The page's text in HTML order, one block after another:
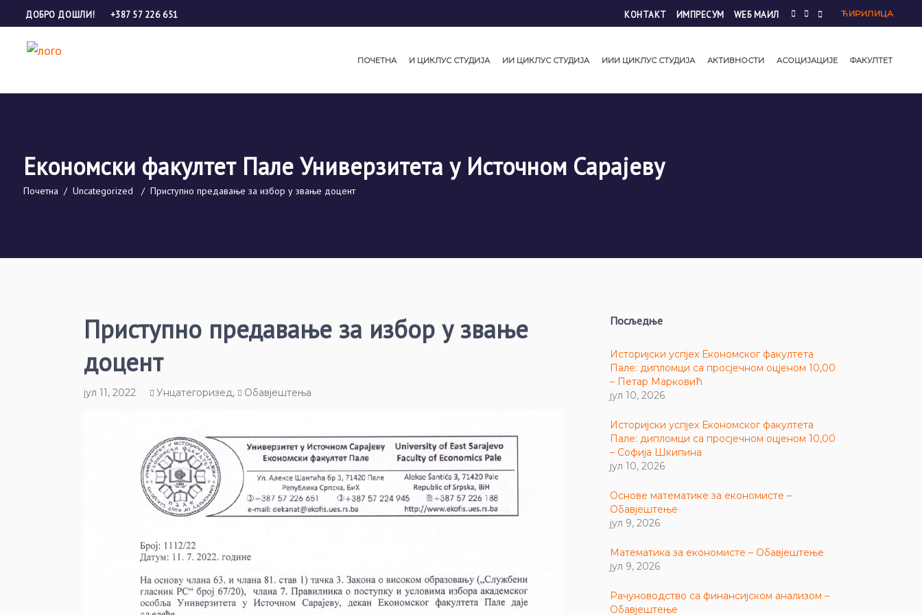
ДОБРО ДОШЛИ! +387 57 226 651 КОНТАКТ ИМПРЕСУМ WЕБ МАИЛ ЋИРИЛИЦА
ПОЧЕТНА И ЦИКЛУС СТУДИЈА ИИ ЦИКЛУС СТУДИЈА ИИИ ЦИКЛУС СТУДИЈА АКТИВНОСТИ АСОЦИЈАЦИЈЕ ФАКУЛТЕТ
Економски факултет Пале Универзитета у Источном Сарајеву
Почетна / Uncategorized / Приступно предавање за избор у звање доцент
Приступно предавање за избор у звање
доцент
јул 11, 2022 Унцатегоризед, Обавјештења
Посљедње
Историјски успјех Економског факултета
Пале: дипломци са просјечном оцјеном 10,00
– Петар Марковић
јул 10, 2026
Историјски успјех Економског факултета
Пале: дипломци са просјечном оцјеном 10,00
– Софија Шкипина
јул 10, 2026
Основе математике за економисте –
Обавјештење
јул 9, 2026
Математика за економисте – Обавјештење
јул 9, 2026
Рачуноводство са финансијском анализом –
Обавјештење